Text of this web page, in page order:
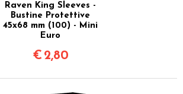
Raven King Sleeves -
Bustine Protettive
45x68 mm (100) - Mini
Euro
€ 2,80